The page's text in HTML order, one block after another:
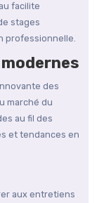
facilite
stages
professionnelle.
des
marché du
au fil des
et tendances en
aux entretiens